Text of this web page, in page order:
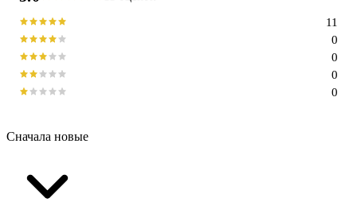
0
0
0
0
11
Сначала новые